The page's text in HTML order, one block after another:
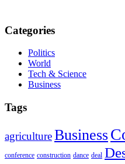
Categories
Politics
World
Tech & Science
Business
Tags
agricultureBusiness
conference construction dance deal